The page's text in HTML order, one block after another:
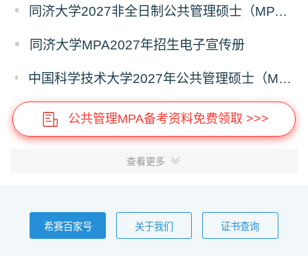
同济大学2027非全日制公共管理硕士（MPA）奖学金方案
同济大学MPA2027年招生电子宣传册
中国科学技术大学2027年公共管理硕士（MPA）专业学位研究生招生通知
公共管理MPA备考资料免费领取 >>>
查看更多
希赛百家号 关于我们 证书查询